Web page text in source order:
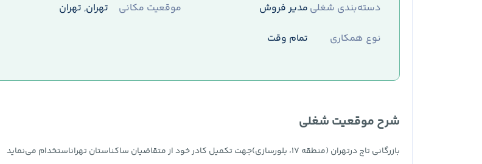
دسته‌بندی شغلی مدیر فروش موقعیت مکانی
تهران, تهران
نوع همکاری
تمام وقت
شرح موقعیت شغلی
بازرگانی تاج درتهران (منطقه ۱۷، بلورسازی)جهت تکمیل کادر خود از متقاضیان ساکناستان تهراناستخدام می‌نماید